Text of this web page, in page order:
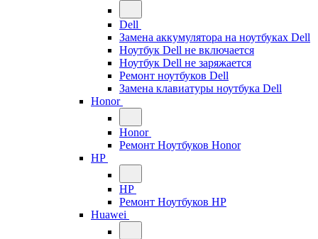
Dell
Замена аккумулятора на ноутбуках Dell
Ноутбук Dell не включается
Ноутбук Dell не заряжается
Ремонт ноутбуков Dell
Замена клавиатуры ноутбука Dell
Honor
Honor
Ремонт Ноутбуков Honor
HP
HP
Ремонт Ноутбуков HP
Huawei